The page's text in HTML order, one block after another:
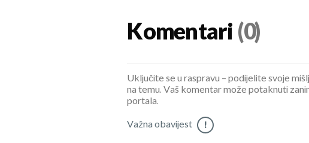
Komentari (0)
Uključite se u raspravu – podijelite svoje
na temu. Vaš komentar može potaknuti
portala.
Važna obavijest !